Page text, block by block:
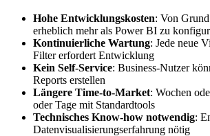
Hohe Entwicklungskosten: Von
erheblich mehr als Power BI zu
Kontinuierliche Wartung: Jede neue
Filter erfordert Entwicklung
Kein Self-Service: Business-Nutzer
Reports erstellen
Längere Time-to-Market: Wochen
oder Tage mit Standardtools
Technisches Know-how notwendig:
Datenvisualisierungserfahrung nötig